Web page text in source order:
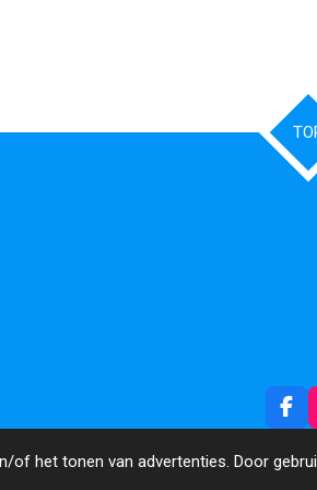
het tonen van advertenties. Door
F
a
c